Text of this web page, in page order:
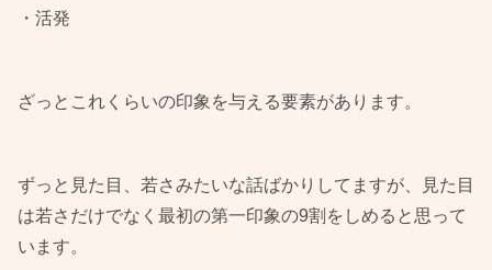
・活発
ざっとこれくらいの印象を与える要素があります。
ずっと見た目、若さみたいな話ばかりしてますが、見た目
は若さだけでなく最初の第一印象の9割をしめると思って
います。